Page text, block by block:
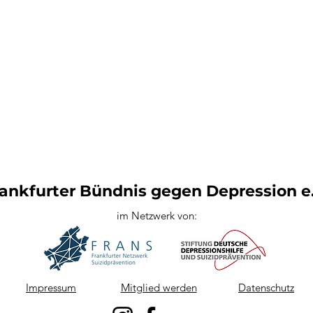
Bündnis gegen Depression
im Netzwerk von:
Impressum Mitglied werden Datenschutz